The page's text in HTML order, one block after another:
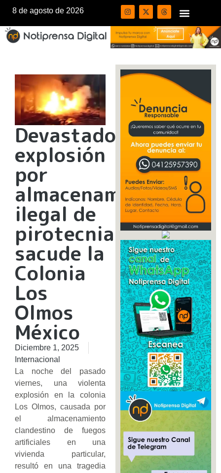
8 de agosto de 2026
Devastadora
explosión
por
almacenamiento
ilegal de
pirotecnia
sacude la
Colonia
Los
Olmos
México
Diciembre 1, 2025
Internacional
La noche del pasado
viernes, una violenta
explosión en la colonia
Los Olmos, causada por
el almacenamiento
clandestino de fuegos
artificiales en una
vivienda particular,
resultó en una tragedia